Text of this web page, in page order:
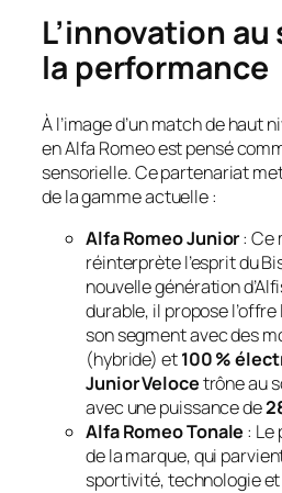
L’innovation
la performance
À l’image d’un match de haut
en Alfa Romeo est pensé
sensorielle. Ce partenariat
de la gamme actuelle :
Alfa Romeo Junior: Ce
réinterprète l’esprit du
nouvelle génération
durable, il propose
son segment avec des
(hybride) et100 %
Junior Velocetrône au
avec une puissance de
Alfa Romeo Tonale : Le
de la marque, qui
sportivité, technologie